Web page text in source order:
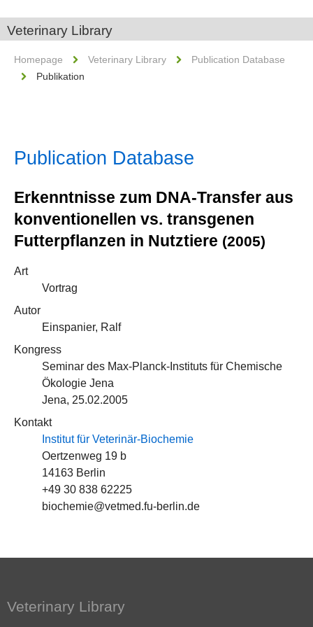
Veterinary Library
Homepage Veterinary Library
Publication Database
Publikation
Publication Database
Erkenntnisse zum DNA-Transfer aus
konventionellen vs. transgenen
Futterpflanzen in Nutztiere (2005)
Art
Vortrag
Autor
Einspanier, Ralf
Kongress
Seminar des Max-Planck-Instituts für Chemische
Ökologie Jena
Jena, 25.02.2005
Kontakt
Institut für Veterinär-Biochemie
Oertzenweg 19 b
14163 Berlin
+49 30 838 62225
biochemie@vetmed.fu-berlin.de
Veterinary Library